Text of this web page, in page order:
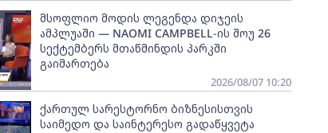
მსოფლიო მოდის ლეგენდა დიჯეის
ამპლუაში — NAOMI CAMPBELL-ის შოუ 26
სექტემბერს მთაწმინდის პარკში
გაიმართება
2026/08/07 10:20
ქართულ სარესტორნო ბიზნესისთვის
საიმედო და საინტერესო გადაწყვეტა